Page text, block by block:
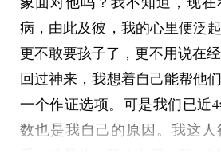
病，由此及彼，我的心里便泛
更不敢要孩子了，更不用说在经
回过神来，我想着自己能帮他
一个作证选项。可是我们已近
数也是我自己的原因。我这